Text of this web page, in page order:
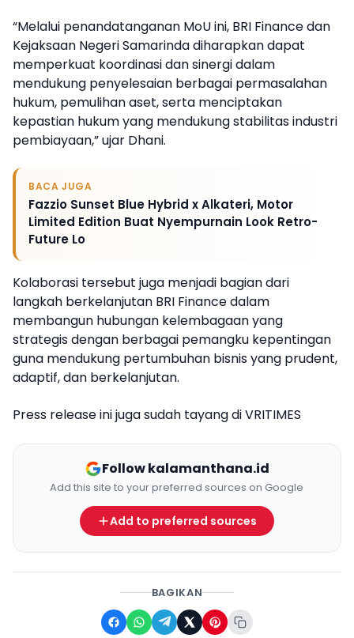
“Melalui penandatanganan MoU ini, BRI Finance dan
Kejaksaan Negeri Samarinda diharapkan dapat
memperkuat koordinasi dan sinergi dalam
mendukung penyelesaian berbagai permasalahan
hukum, pemulihan aset, serta menciptakan
kepastian hukum yang mendukung stabilitas industri
pembiayaan,” ujar Dhani.
BACA JUGA
Fazzio Sunset Blue Hybrid x Alkateri, Motor
Limited Edition Buat Nyempurnain Look Retro-
Future Lo
Kolaborasi tersebut juga menjadi bagian dari
langkah berkelanjutan BRI Finance dalam
membangun hubungan kelembagaan yang
strategis dengan berbagai pemangku kepentingan
guna mendukung pertumbuhan bisnis yang prudent,
adaptif, dan berkelanjutan.
Press release ini juga sudah tayang diVRITIMES
Follow kalamanthana.id
Add this site to your preferred sources on Google
Add to preferred sources
BAGIKAN